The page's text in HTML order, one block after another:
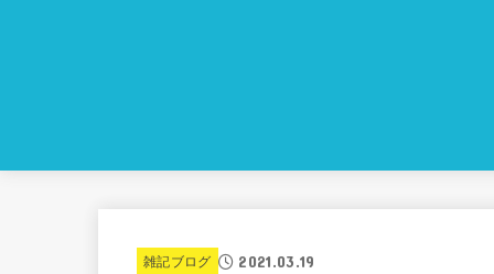
雑記ブログ 2021.03.19